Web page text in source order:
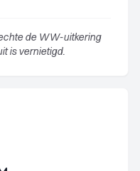
de WW-uitkering
is vernietigd.